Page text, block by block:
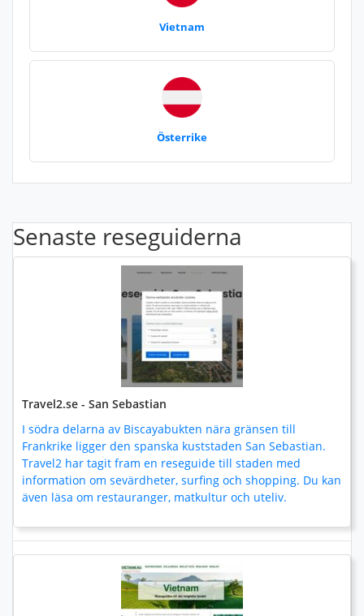
Vietnam
Österrike
Senaste reseguiderna
Travel2.se - San Sebastian
I södra delarna av Biscayabukten nära gränsen till
Frankrike ligger den spanska kuststaden San Sebastian.
Travel2 har tagit fram en reseguide till staden med
information om sevärdheter, surfing och shopping. Du kan
även läsa om restauranger, matkultur och uteliv.